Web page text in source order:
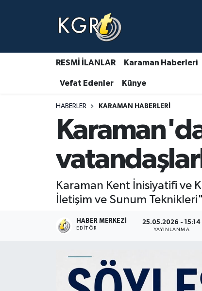
RESMİ İLANLAR Karaman Haberleri
Vefat Edenler Künye
HABERLER KARAMAN HABERLERI
Karaman Kent İnisiyatifi ve
İletişim ve Sunum
HABER MERKEZI
EDITÖR
25.05.2026 - 15:14
YAYINLANMA
Karaman Haberleri
Gündem Haberleri
Güncel Haberler
Asayiş Haberleri
Ulusal Haberler
Vefat Edenler